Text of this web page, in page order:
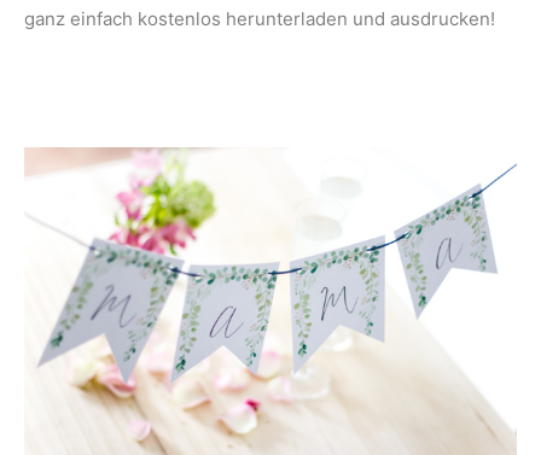
ganz einfach kostenlos herunterladen und ausdrucken!